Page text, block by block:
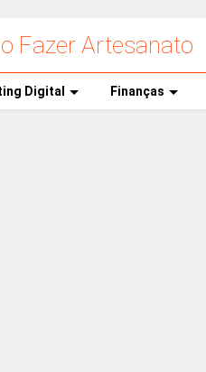
Fazer Artesanato
Digital Finanças